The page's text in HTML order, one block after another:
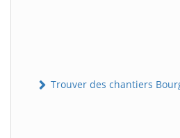
Trouver des chantiers